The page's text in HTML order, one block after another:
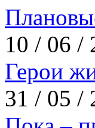
10 / 06 /
Герои
31 / 05 /